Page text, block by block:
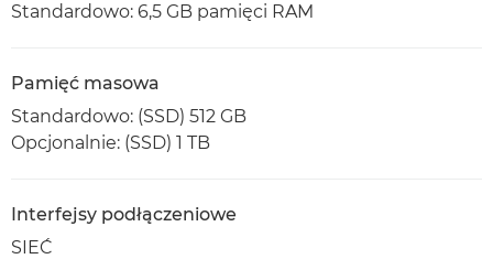
Standardowo: 6,5 GB pamięci RAM
Pamięć masowa
Standardowo: (SSD) 512 GB
Opcjonalnie: (SSD) 1 TB
Interfejsy podłączeniowe
SIEĆ